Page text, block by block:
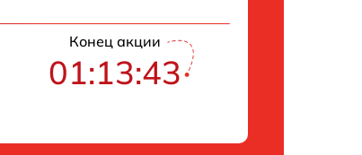
Конец акции
01:13:43